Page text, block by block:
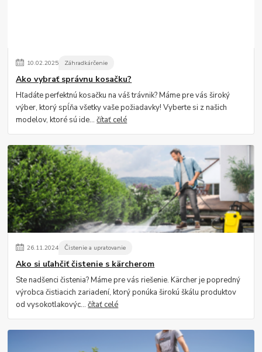
10.02.2025 Záhradkárčenie
Ako vybrať správnu kosačku?
Hľadáte perfektnú kosačku na váš trávnik? Máme pre vás široký
výber, ktorý spĺňa všetky vaše požiadavky! Vyberte si z našich
modelov, ktoré sú ide...čítať celé
26.11.2024 Čistenie a upratovanie
Ako si uľahčiť čistenie s kärcherom
Ste nadšenci čistenia? Máme pre vás riešenie. Kärcher je popredný
výrobca čistiacich zariadení, ktorý ponúka širokú škálu produktov
od vysokotlakovýc...čítať celé